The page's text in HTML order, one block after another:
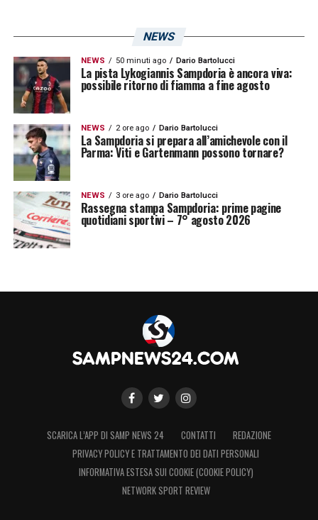
LA PLAYLIST DELLE NOSTRE TOP NEWS
NEWS
NEWS 50 minuti ago Dario Bartolucci
La pista Lykogiannis Sampdoria è ancora viva:
possibile ritorno di fiamma a fine agosto
NEWS 2 ore ago Dario Bartolucci
La Sampdoria si prepara all’amichevole con il
Parma: Viti e Gartenmann possono tornare?
NEWS 3 ore ago Dario Bartolucci
Rassegna stampa Sampdoria: prime pagine
quotidiani sportivi – 7° agosto 2026
SCARICA L’APP DI SAMP NEWS 24 CONTATTI
REDAZIONE
PRIVACY POLICY E TRATTAMENTO DEI DATI PERSONALI
INFORMATIVA ESTESA SUI COOKIE (COOKIE POLICY)
NETWORK SPORT REVIEW